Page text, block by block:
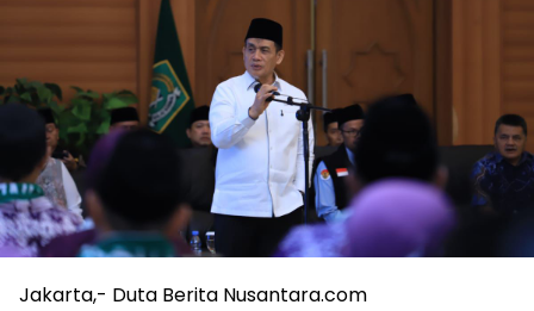
Jakarta,- Duta Berita Nusantara.com